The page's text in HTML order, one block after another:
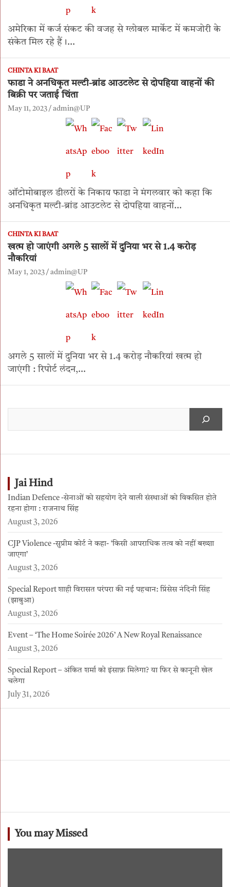
अमेरिका में कर्ज संकट की वजह से ग्लोबल मार्केट में कमजोरी के
संकेत मिल रहे हैं।…
CHINTA KI BAAT
फाडा ने अनधिकृत मल्टी-ब्रांड आउटलेट से दोपहिया वाहनों की
बिक्री पर जताई चिंता
May 11, 2023 admin@UP
ऑटोमोबाइल डीलरों के निकाय फाडा ने मंगलवार को कहा कि
अनधिकृत मल्टी-ब्रांड आउटलेट से दोपहिया वाहनों…
CHINTA KI BAAT
खत्म हो जाएंगी अगले 5 सालों में दुनिया भर से 1.4 करोड़
नौकरियां
May 1, 2023 admin@UP
अगले 5 सालों में दुनिया भर से 1.4 करोड़ नौकरियां खत्म हो
जाएंगी : रिपोर्ट लंदन,…
Jai Hind
Indian Defence -सेनाओं को सहयोग देने वाली संस्थाओं को विकसित होते
रहना होगा : राजनाथ सिंह
August 3, 2026
CJP Violence -सुप्रीम कोर्ट ने कहा- ‘किसी आपराधिक तत्व को नहीं बख्शा
जाएगा’
August 3, 2026
Special Report शाही विरासत परंपरा की नई पहचान: प्रिंसेस नंदिनी सिंह
(झाबुआ)
August 3, 2026
Event – ‘The Home Soirée 2026’ A New Royal Renaissance
August 3, 2026
Special Report – अंकित शर्मा को इंसाफ़ मिलेगा? या फिर से कानूनी खेल
चलेगा
July 31, 2026
You may Missed